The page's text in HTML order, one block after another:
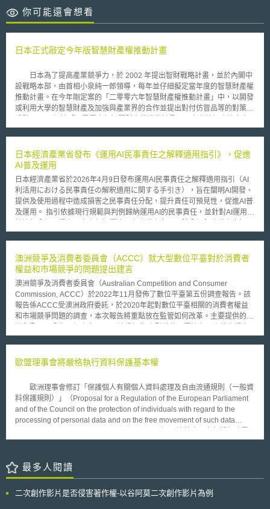
你可能還會想看
日本正式敲定今年版智慧財產權推動計畫
日本為了提高產業競爭力，於 2002 年提出智財戰略計畫，並於內閣中
設戰略本部，由首相小泉純一郎領導，每年並仔細擬定當年度的智慧財產權
推動計畫。在今年剛定案的「二零零六年智慧財產權推動計畫」中，以開發
或利用大學的智慧財產及加強與產業界的合作並提出對付仿冒品等的對策為
學內部的大學智慧財產本部與民間的技術移轉機關（ TLO ），以便集中運
統，預期明年四月起可供利用。 日本的大學院校去年在國內取得專利
權的有三百七十九件，大學將專利技術移轉至民間組織件數在二零零四年度
有八百四十九件，藉由技術轉移所得收入為三十三億日圓，雖然這些表現相
較於以往年度均有所成長，但日本不論在專利件數或收益上，都與美國相差
甚遠，日本政府為了加強國際競爭力，認為有必要加強產、學界的合作，故
「二零零六年智慧財產權推動計畫」也規劃，大學院校若有意到海外申請專
利權，政府將補助申請費；此外，原本只限定優惠大學正副教授的專利申請
日本經濟產業省發布《運用AI民事責任之解釋適用指引》，促進
AI普及運用
日本經濟產業省於2026年4月9日發布運用AI民事責任之解釋適用指引（AI
利活用における民事責任の解釈適用に関する手引き），旨在闡明AI開發、
提供及使用過程中造成損害之民事責任分配，提升責任可預見性，促進AI普
及運用。 指引依據現行規範與判例歸納運用AI的民事責任，並針對AI運用型
下： 1.輔助與支援型AI：指AI僅作為判斷之輔助或支援，最終仍須由人類介
意義務，AI使用者仍須在具體情況下做出適當判斷與行動。在由AI使用者自
行負責判斷AI輸出內容是否適當的前提下，AI開發者與AI提供者仍須說明AI
性能限制與重大風險，並對AI使用者難以預見的風險，採取相應設計措施。
2.依賴與代替型AI：指設計本身就預期用AI取代人類判斷或行動，並且在使
用時以AI輸出結果作為主要依據的AI類型。使用依賴與代替型AI時，AI使用
者的注意義務已從做出適當判斷與行動，轉變為確保AI系統能被妥善管理與
運作。AI開發者與AI提供者則須維持AI的精準度與安全性，對AI於合理可行
澳洲競爭及消費者委員會（ACCC）就大型數位平臺對於消費者
權益和市場競爭的問題提出建言
澳洲競爭及消費者委員會（Australian Competition and Consumer
Commission, ACCC）於2022年11月發佈了數位平臺第五份調查報告。該
報告係ACCC受澳洲政府委託，於2020年起對數位平臺相關的消費者權益
和市場競爭問題的調查，本次報告將重點放在監管如何改革。主要提供的建
量和重要的財政資源，佔據主導地位的數位平臺公司有能力和動機透過排他
小企業保護不足 ACCC於2022年所發佈的最新報告與其自2017年開始進行
危害： ● 利用消費者偏見或引導消費者的方式向消費者提供服務。 ● 數位平
臺上的詐騙明顯且持續增加。 ● 來自應用程式商店提供的不當和欺詐性應用
程式的危害。 ● 創建、購買和銷售虛假評論以及以其他方式操縱評論的做
法。 ● 欠缺救濟和爭議解決的途徑。 3.保護消費者的新措施 澳洲現有的競
爭和消費者法律已難以因應數位平臺市場所面臨的消費者權益侵害和競爭危
騙、有害程式和虛假評論的預防和刪除義務。 ● 建立新的競爭框架，使受指
定的數位平臺提供服務時受到適用於此一領域的強制性法規拘束。 ● 受指定
數位平臺將應遵循之新框架和守則，以遵守競爭義務，避免其在市場中的反
歐盟理事會將嚴格執行資料保護基本權
歐洲理事會修訂「保護個人有關個人資料處理及自由流通規則（一般資
料保護規則）」（Proposal for a Regulation of the European Parliament
and of the Council on the protection of individuals with regard to the
processing of personal data and on the free movement of such data
鍰三審制（three-tiered system）。凡故意或過失違反歐洲資料保護基本權
者更加重視資料保護法益。 是否對違反GDPR之侵權行為裁處罰鍰，會
員國政府有裁量權限；已受刑事制裁者，政府亦得免除罰鍰以避免重複處
斷，確保所裁處罰鍰具有效性、比例性及嚇阻性。三審制包括：第一審，是
最多人閱讀
二次創作影片是否侵害著作權-以谷阿莫二次創作影片為例